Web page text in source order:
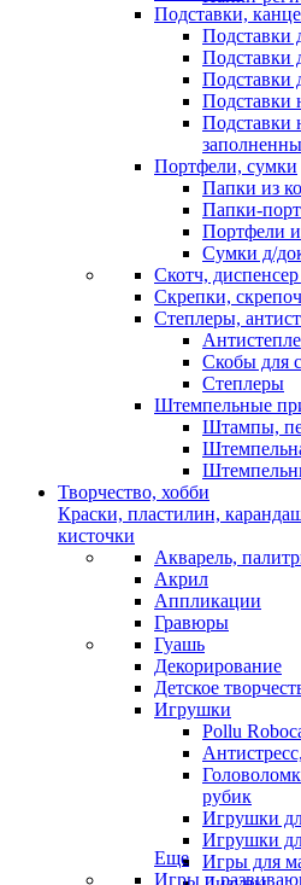
Подставки,
Подставки
Подставки
Подставки
Подставки
Подставки
Портфели, сумки
Папки из
Папки-
Портфели
Сумки д/
Скотч, диспенсер
Скрепки,
Степлеры,
Скобы для
Степлеры
Штемпельные
Штампы,
Творчество, хобби
Краски, пластилин,
кисточки
Акварель,
Акрил
Аппликации
Гравюры
Гуашь
Декорирование
Детское
Игрушки
Pollu
рубик
Игрушки
Игрушки
Игры для
Еще
Игры и